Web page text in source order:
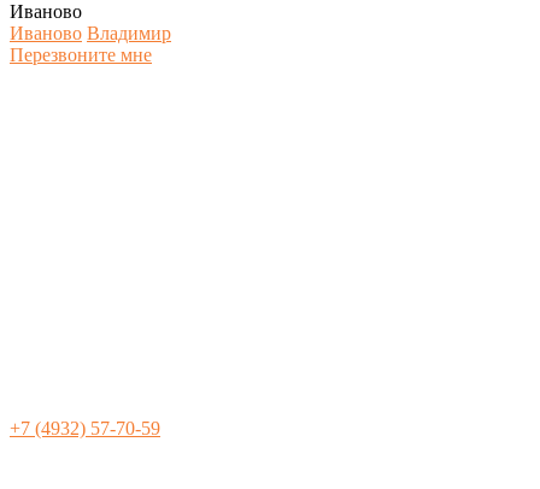
Иваново
Иваново Владимир
Перезвоните мне
+7 (4932) 57-70-59